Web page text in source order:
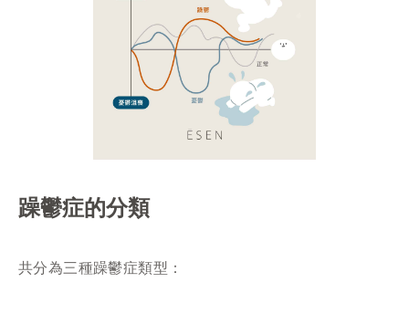
躁鬱症的分類
共分為三種躁鬱症類型：